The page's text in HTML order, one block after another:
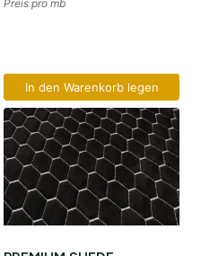
Preis pro mb
In den Warenkorb legen